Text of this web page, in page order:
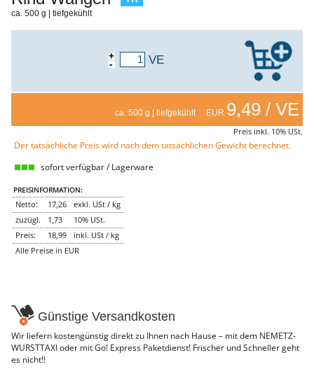
NEMETZ-DOGS
Hundefutter
Katzenfutter
ca. 500 g | tiefgekühlt
+
- VE
ca. 500 g | tiefgekühlt EUR 9,49 / VE
Preis inkl. 10% USt.
Der tatsächliche Preis wird nach dem tatsächlichen Gewicht berechnet.
sofort verfügbar / Lagerware
PREISINFORMATION:
Netto: 17,26
exkl. USt / kg
zuzügl.
1,73
10% USt.
Preis:
18,99
inkl. USt / kg
Alle Preise in EUR
Günstige Versandkosten
Wir liefern kostengünstig direkt zu Ihnen nach Hause – mit dem NEMETZ-
WURSTTAXI oder mit Go! Express Paketdienst! Frischer und Schneller geht
es nicht!!